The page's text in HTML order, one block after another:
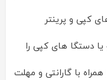
کپی و پرینتر
یا دستگا های کپی را
با گارانتی و مهلت